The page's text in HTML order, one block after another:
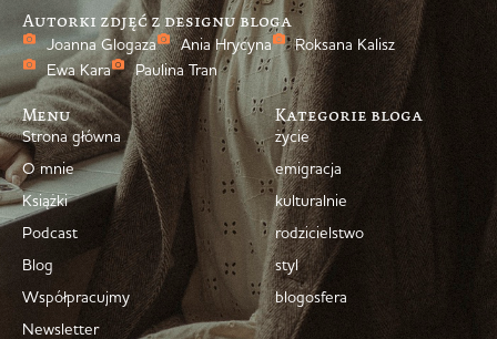
Autorki zdjęć z designu bloga
Joanna Glogaza Ania Hrycyna
Roksana Kalisz
Ewa Kara
Paulina Tran
Menu
Strona główna
O mnie
Książki
Podcast
Blog
Współpracujmy
Newsletter
Kategorie bloga
życie
emigracja
kulturalnie
rodzicielstwo
styl
blogosfera